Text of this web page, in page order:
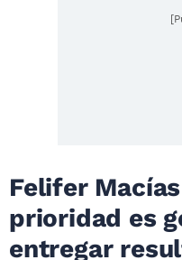
Felifer
prioridad es
entregar